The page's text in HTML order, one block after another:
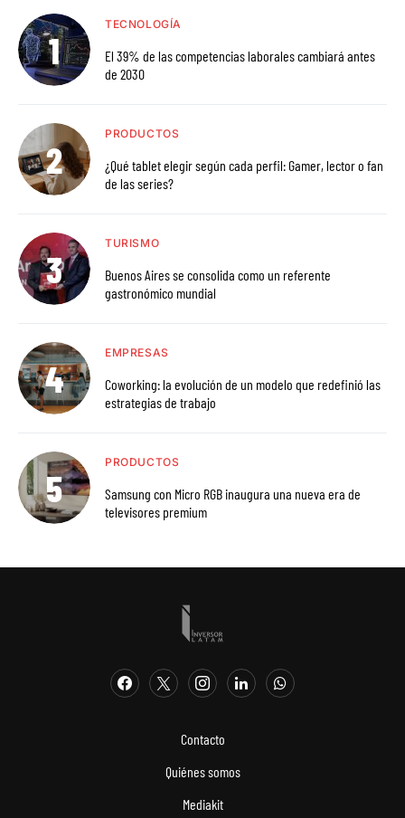
TECNOLOGÍA
El 39% de las competencias laborales cambiará antes
de 2030
PRODUCTOS
¿Qué tablet elegir según cada perfil: Gamer, lector o fan
de las series?
TURISMO
Buenos Aires se consolida como un referente
gastronómico mundial
EMPRESAS
Coworking: la evolución de un modelo que redefinió las
estrategias de trabajo
PRODUCTOS
Samsung con Micro RGB inaugura una nueva era de
televisores premium
Contacto
Quiénes somos
Mediakit